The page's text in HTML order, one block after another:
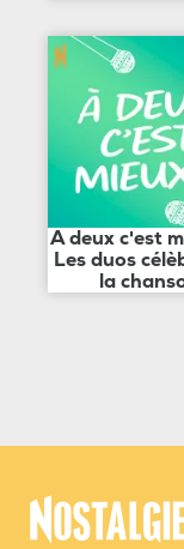
A deux c'est
Les duos
la